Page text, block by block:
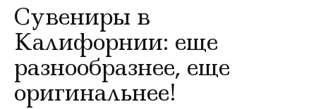
Сувениры в
Калифорнии: еще
разнообразнее, еще
оригинальнее!